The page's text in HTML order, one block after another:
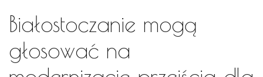
Białostoczanie mogą
głosować na